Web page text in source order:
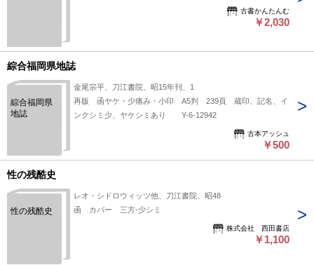
古書かんたんむ
￥2,030
綜合福岡県地誌
綜合福岡県
地誌
金尾宗平、刀江書院、昭15年刊、1
再版 函ヤケ・少痛み・小印 A5判 239頁 蔵印、記名、イ
ンクシミ少、ヤケシミあり Y-6-12942
古本アッシュ
￥500
性の残酷史
性の残酷史
レオ・シドロウィッツ他、刀江書院、昭48
函 カバー 三方‐少シミ
株式会社 西田書店
￥1,100